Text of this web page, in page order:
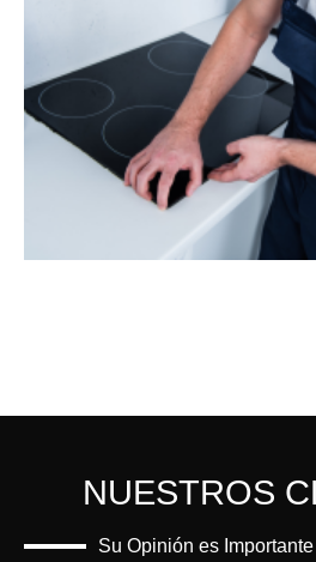
NUESTROS
Su Opinión es